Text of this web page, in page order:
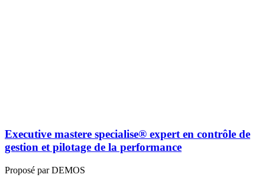
Executive mastere specialise® expert en contrôle de
gestion et pilotage de la performance
Proposé par DEMOS